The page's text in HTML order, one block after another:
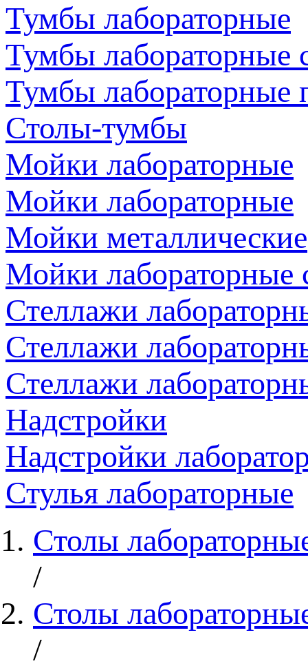
Тумбы лабораторные
Тумбы лабораторные
Тумбы лабораторные
Столы-тумбы
Мойки лабораторные
Мойки лабораторные
Мойки металлические
Мойки лабораторные
Стеллажи
Стеллажи
Стеллажи
Надстройки
Надстройки
Стулья лабораторные
Столы
/
Столы
/